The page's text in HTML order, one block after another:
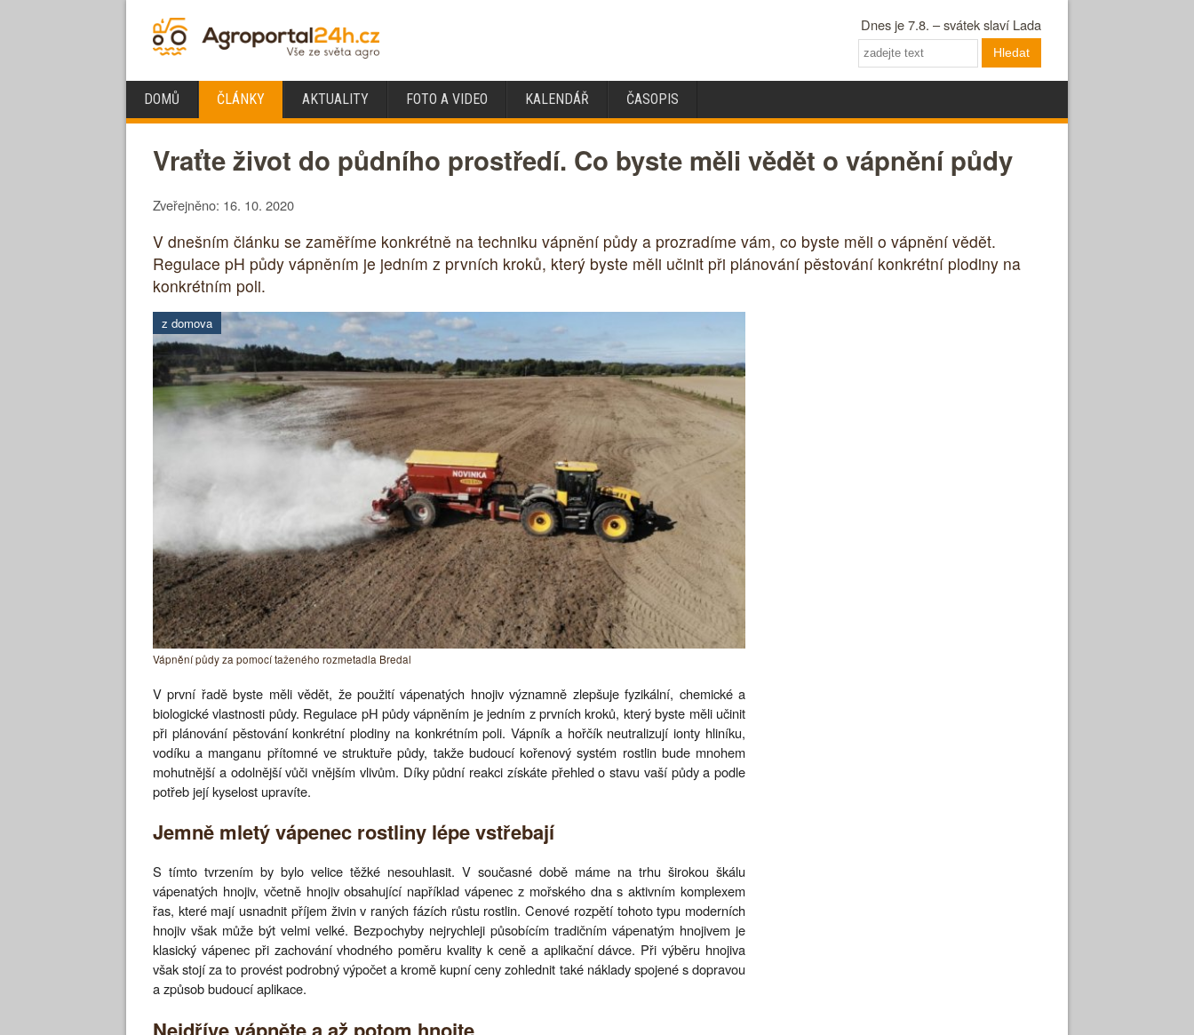
Dnes je 7.8. – svátek slaví Lada
Hledat
DOMŮ ČLÁNKY AKTUALITY FOTO A VIDEO KALENDÁŘ ČASOPIS
Vraťte život do půdního prostředí. Co byste měli vědět o vápnění půdy
Zveřejněno: 16. 10. 2020
V dnešním článku se zaměříme konkrétně na techniku vápnění půdy a prozradíme vám, co byste měli o vápnění vědět.
Regulace pH půdy vápněním je jedním z prvních kroků, který byste měli učinit při plánování pěstování konkrétní plodiny na
konkrétním poli.
z domova
Vápnění půdy za pomocí taženého rozmetadla Bredal
V první řadě byste měli vědět, že použití vápenatých hnojiv významně zlepšuje fyzikální, chemické a
biologické vlastnosti půdy. Regulace pH půdy vápněním je jedním z prvních kroků, který byste měli učinit
při plánování pěstování konkrétní plodiny na konkrétním poli. Vápník a hořčík neutralizují ionty hliníku,
vodíku a manganu přítomné ve struktuře půdy, takže budoucí kořenový systém rostlin bude mnohem
mohutnější a odolnější vůči vnějším vlivům. Díky půdní reakci získáte přehled o stavu vaší půdy a podle
potřeb její kyselost upravíte.
Jemně mletý vápenec rostliny lépe vstřebají
S tímto tvrzením by bylo velice těžké nesouhlasit. V současné době máme na trhu širokou škálu
vápenatých hnojiv, včetně hnojiv obsahující například vápenec z mořského dna s aktivním komplexem
řas, které mají usnadnit příjem živin v raných fázích růstu rostlin. Cenové rozpětí tohoto typu moderních
hnojiv však může být velmi velké. Bezpochyby nejrychleji působícím tradičním vápenatým hnojivem je
klasický vápenec při zachování vhodného poměru kvality k ceně a aplikační dávce. Při výběru hnojiva
však stojí za to provést podrobný výpočet a kromě kupní ceny zohlednit také náklady spojené s dopravou
a způsob budoucí aplikace.
Nejdříve vápněte a až potom hnojte